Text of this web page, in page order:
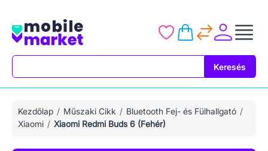
Keresés
Kezdőlap Műszaki Cikk
Bluetooth Fej- és Fülhallgató
Xiaomi
Xiaomi Redmi Buds 6 (Fehér)